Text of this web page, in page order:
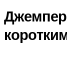
Джемпер